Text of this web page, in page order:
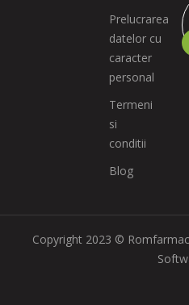
Prelucrarea
datelor cu
caracter
personal
Termeni
si
conditii
Blog
Copyright 2023 ©